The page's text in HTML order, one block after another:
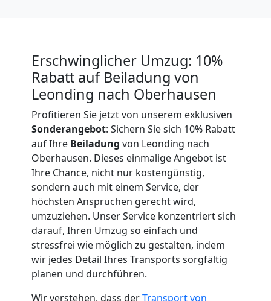
Erschwinglicher Umzug: 10%
Rabatt auf Beiladung von
Leonding nach Oberhausen
Profitieren Sie jetzt von unserem exklusiven
Sonderangebot: Sichern Sie sich 10% Rabatt
auf Ihre Beiladung von Leonding nach
Oberhausen. Dieses einmalige Angebot ist
Ihre Chance, nicht nur kostengünstig,
sondern auch mit einem Service, der
höchsten Ansprüchen gerecht wird,
umzuziehen. Unser Service konzentriert sich
darauf, Ihren Umzug so einfach und
stressfrei wie möglich zu gestalten, indem
wir jedes Detail Ihres Transports sorgfältig
planen und durchführen.
Wir verstehen, dass derTransport von
Leonding
Tragehilfe
Leonding
Kleiner
Umzug
Leonding